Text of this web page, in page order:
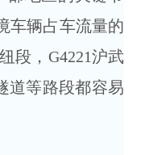
车辆占车流量的
段，G4221沪武
道等路段都容易